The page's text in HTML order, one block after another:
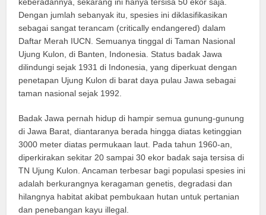
Dengan jumlah sebanyak itu, spesies ini diklasifikasikan
sebagai sangat terancam (critically endangered) dalam
Daftar Merah IUCN. Semuanya tinggal di Taman Nasional
Ujung Kulon, di Banten, Indonesia. Status badak Jawa
dilindungi sejak 1931 di Indonesia, yang diperkuat dengan
penetapan Ujung Kulon di barat daya pulau Jawa sebagai
taman nasional sejak 1992.
Badak Jawa pernah hidup di hampir semua gunung-gunung
di Jawa Barat, diantaranya berada hingga diatas ketinggian
3000 meter diatas permukaan laut. Pada tahun 1960-an,
diperkirakan sekitar 20 sampai 30 ekor badak saja tersisa di
TN Ujung Kulon. Ancaman terbesar bagi populasi spesies ini
adalah berkurangnya keragaman genetis, degradasi dan
hilangnya habitat akibat pembukaan hutan untuk pertanian
dan penebangan kayu illegal.